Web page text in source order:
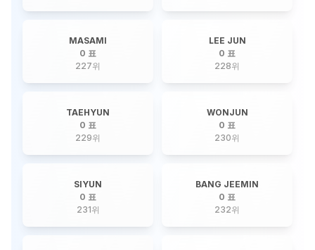
MASAMI
0 표
227위
LEE JUN
0 표
228위
TAEHYUN
0 표
229위
WONJUN
0 표
230위
SIYUN
0 표
231위
BANG JEEMIN
0 표
232위